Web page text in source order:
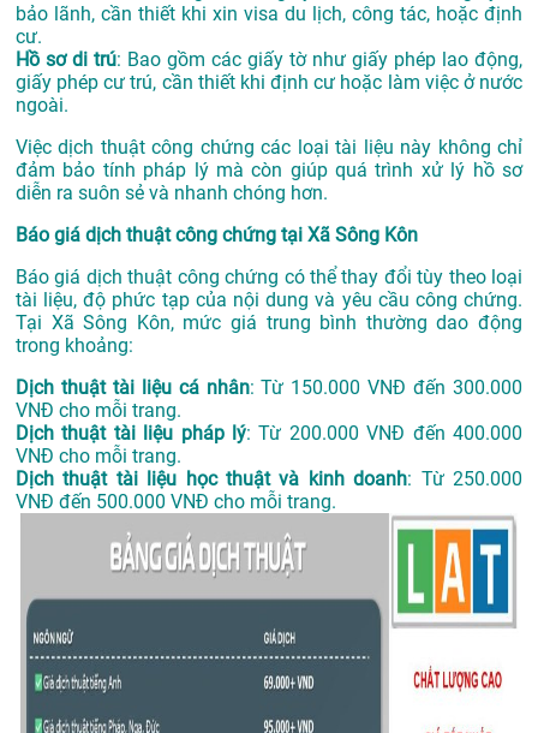
bảo lãnh, cần thiết khi xin visa du lịch, công tác, hoặc định
cư.
Hồ sơ di trú: Bao gồm các giấy tờ như giấy phép lao động,
giấy phép cư trú, cần thiết khi định cư hoặc làm việc ở nước
ngoài.
Việc dịch thuật công chứng các loại tài liệu này không chỉ
đảm bảo tính pháp lý mà còn giúp quá trình xử lý hồ sơ
diễn ra suôn sẻ và nhanh chóng hơn.
Báo giá dịch thuật công chứng tại Xã Sông Kôn
Báo giá dịch thuật công chứng có thể thay đổi tùy theo loại
tài liệu, độ phức tạp của nội dung và yêu cầu công chứng.
Tại Xã Sông Kôn, mức giá trung bình thường dao động
trong khoảng:
Dịch thuật tài liệu cá nhân: Từ 150.000 VNĐ đến 300.000
VNĐ cho mỗi trang.
Dịch thuật tài liệu pháp lý: Từ 200.000 VNĐ đến 400.000
VNĐ cho mỗi trang.
Dịch thuật tài liệu học thuật và kinh doanh: Từ 250.000
VNĐ đến 500.000 VNĐ cho mỗi trang.